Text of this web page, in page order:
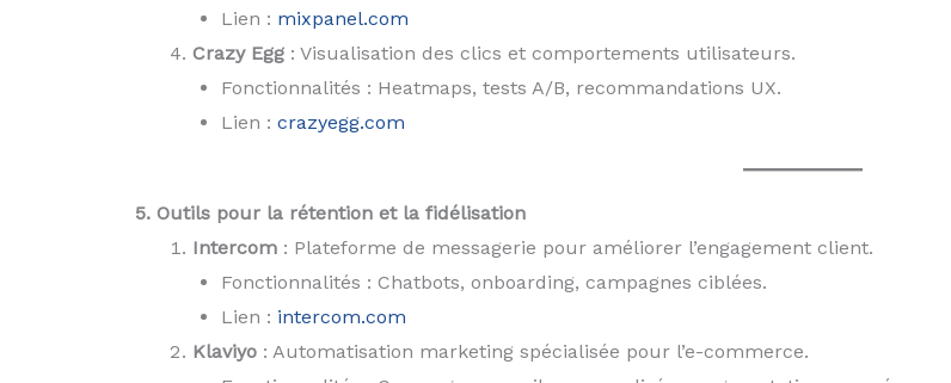
Lien : mixpanel.com
Crazy Egg: Visualisation des clics et comportements utilisateurs.
Fonctionnalités : Heatmaps, tests A/B, recommandations UX.
Lien : crazyegg.com
5. Outils pour la rétention et la fidélisation
Intercom: Plateforme de messagerie pour améliorer l’engagement client.
Fonctionnalités : Chatbots, onboarding, campagnes ciblées.
Lien : intercom.com
Klaviyo: Automatisation marketing spécialisée pour l’e-commerce.